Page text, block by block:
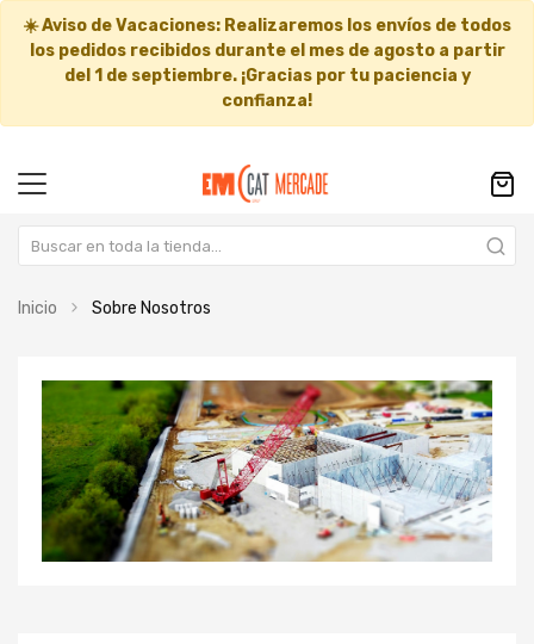
☀️Aviso de Vacaciones: Realizaremos los envíos de todos
los pedidos recibidos durante el mes de agosto a partir
del 1 de septiembre. ¡Gracias por tu paciencia y
confianza!
Inicio Sobre Nosotros